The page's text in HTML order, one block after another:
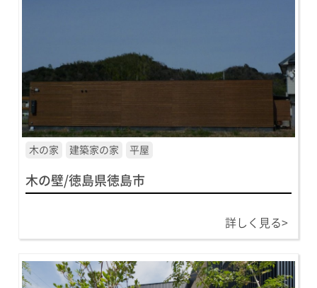
木の家 建築家の家 平屋
木の壁/徳島県徳島市
詳しく見る>